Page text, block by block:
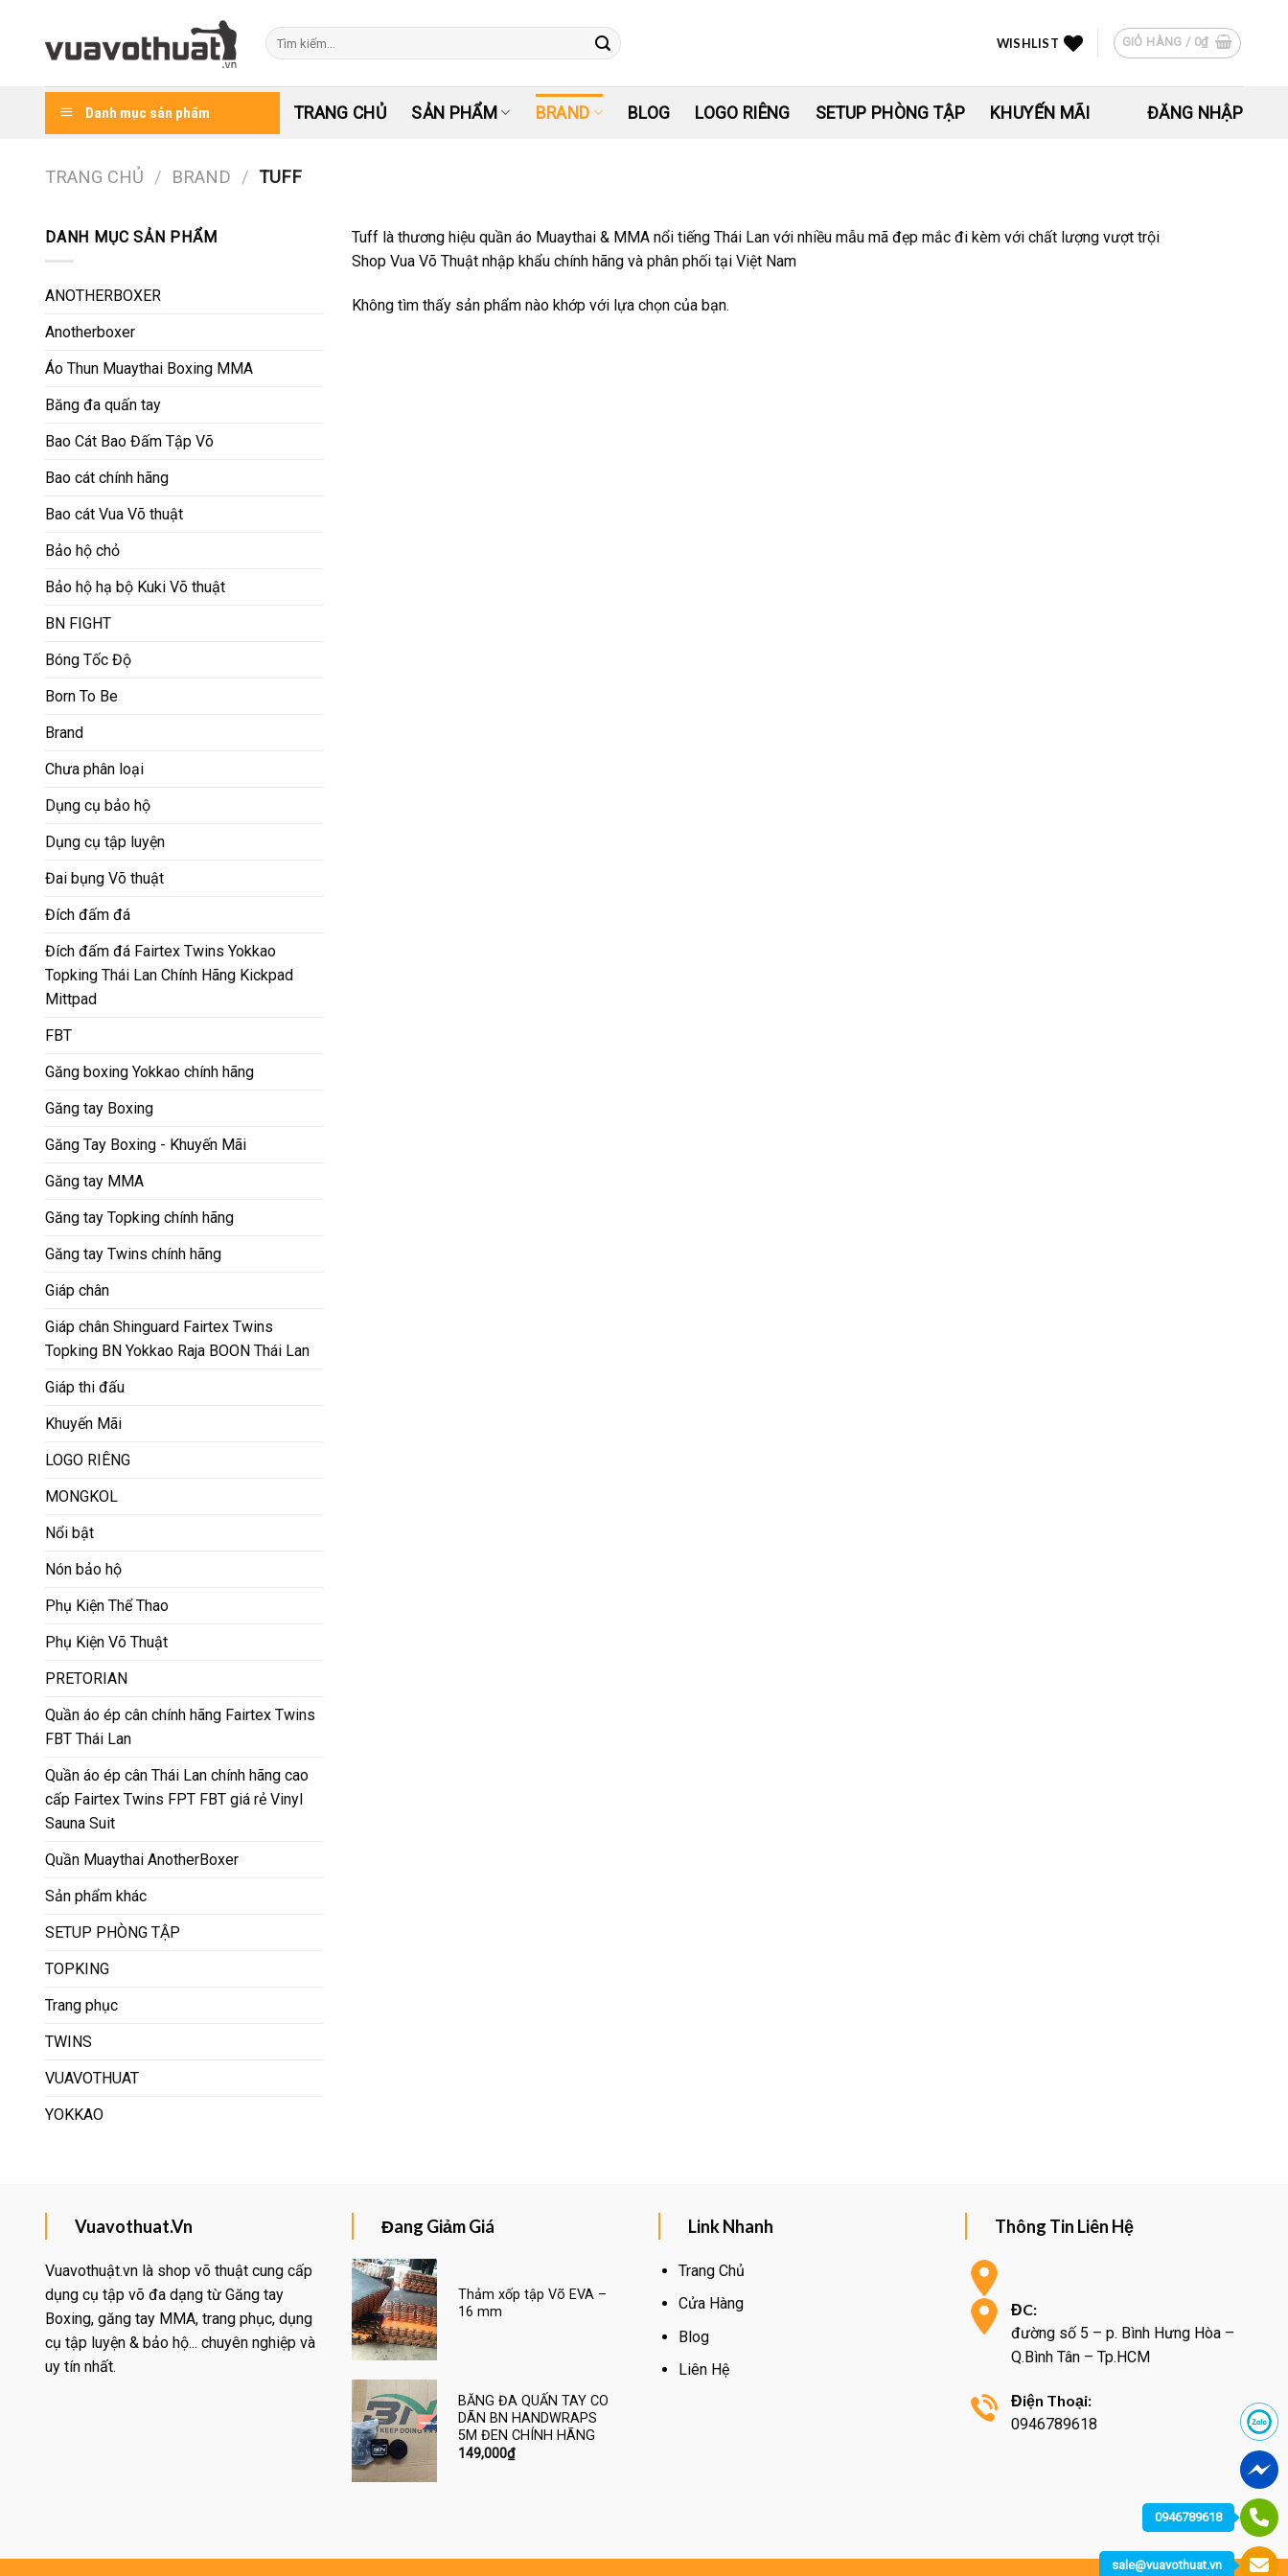
content
Tìm
kiếm:
WISHLIST GIỎ HÀNG / 0₫
Danh mục sản phẩm TRANG CHỦ SẢN PHẨM BRAND BLOG LOGO RIÊNG SETUP PHÒNG TẬP KHUYẾN MÃI ĐĂNG NHẬP
TRANG CHỦ / BRAND / TUFF
DANH MỤC SẢN PHẨM
ANOTHERBOXER
Anotherboxer
Áo Thun Muaythai Boxing MMA
Băng đa quấn tay
Bao Cát Bao Đấm Tập Võ
Bao cát chính hãng
Bao cát Vua Võ thuật
Bảo hộ chỏ
Bảo hộ hạ bộ Kuki Võ thuật
BN FIGHT
Bóng Tốc Độ
Born To Be
Brand
Chưa phân loại
Dụng cụ bảo hộ
Dụng cụ tập luyện
Đai bụng Võ thuật
Đích đấm đá
Đích đấm đá Fairtex Twins Yokkao
Topking Thái Lan Chính Hãng Kickpad
Mittpad
FBT
Găng boxing Yokkao chính hãng
Găng tay Boxing
Găng Tay Boxing - Khuyến Mãi
Găng tay MMA
Găng tay Topking chính hãng
Găng tay Twins chính hãng
Giáp chân
Giáp chân Shinguard Fairtex Twins
Topking BN Yokkao Raja BOON Thái Lan
Giáp thi đấu
Khuyến Mãi
LOGO RIÊNG
MONGKOL
Nổi bật
Nón bảo hộ
Phụ Kiện Thể Thao
Phụ Kiện Võ Thuật
PRETORIAN
Quần áo ép cân chính hãng Fairtex Twins
FBT Thái Lan
Quần áo ép cân Thái Lan chính hãng cao
cấp Fairtex Twins FPT FBT giá rẻ Vinyl
Sauna Suit
Quần Muaythai AnotherBoxer
Sản phẩm khác
SETUP PHÒNG TẬP
TOPKING
Trang phục
TWINS
VUAVOTHUAT
YOKKAO
Tuff là thương hiệu quần áo Muaythai & MMA nổi tiếng Thái Lan với nhiều mẫu mã đẹp mắc đi kèm với chất lượng vượt trội
Shop Vua Võ Thuật nhập khẩu chính hãng và phân phối tại Việt Nam
Không tìm thấy sản phẩm nào khớp với lựa chọn của bạn.
Vuavothuat.Vn
Vuavothuật.vn là shop võ thuật cung cấp
dụng cụ tập võ đa dạng từ Găng tay
Boxing, găng tay MMA, trang phục, dụng
cụ tập luyện & bảo hộ... chuyên nghiệp và
uy tín nhất.
Đang Giảm Giá
Yêu
thích
Thảm xốp tập Võ EVA –
16 mm
Yêu
thích
BĂNG ĐA QUẤN TAY CO
DÃN BN HANDWRAPS
5M ĐEN CHÍNH HÃNG
149,000₫
Link Nhanh
Trang Chủ
Cửa Hàng
Blog
Liên Hệ
Thông Tin Liên Hệ
ĐC:
đường số 5 – p. Bình Hưng Hòa –
Q.Bình Tân – Tp.HCM
Điện Thoại:
0946789618
0946789618
sale@vuavothuat.vn